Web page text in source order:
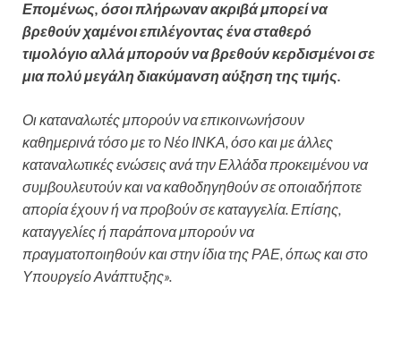
Επομένως, όσοι πλήρωναν ακριβά μπορεί να
βρεθούν χαμένοι επιλέγοντας ένα σταθερό
τιμολόγιο αλλά μπορούν να βρεθούν κερδισμένοι σε
μια πολύ μεγάλη διακύμανση αύξηση της τιμής.
Οι καταναλωτές μπορούν να επικοινωνήσουν
καθημερινά τόσο με το Νέο ΙΝΚΑ, όσο και με άλλες
καταναλωτικές ενώσεις ανά την Ελλάδα προκειμένου να
συμβουλευτούν και να καθοδηγηθούν σε οποιαδήποτε
απορία έχουν ή να προβούν σε καταγγελία. Επίσης,
καταγγελίες ή παράπονα μπορούν να
πραγματοποιηθούν και στην ίδια της ΡΑΕ, όπως και στο
Υπουργείο Ανάπτυξης».